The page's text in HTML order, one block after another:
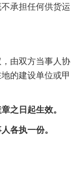
承担任何供货运
由双方当事人协
的建设单位或甲
之日起生效。
各执一份。